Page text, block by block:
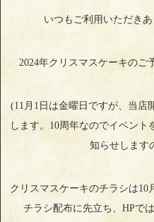
いつもご利用いただき
2024年クリスマスケーキのご
(11月1日は金曜日ですが、当店
します。10周年なのでイベン
知らせします
クリスマスケーキのチラシは10
チラシ配布に先立ち、HPで